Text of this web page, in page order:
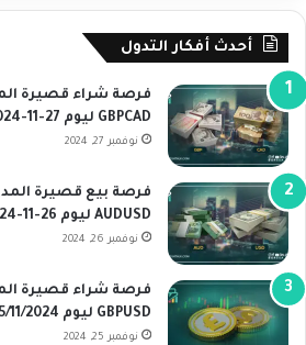
أحدث أفكار التدول
فرصة شراء قصيرة
GBPCAD ليوم 27-11-2024
نوفمبر 27, 2024
فرصة بيع قصيرة
AUDUSD ليوم 26-11-2024
نوفمبر 26, 2024
فرصة شراء قصيرة
GBPUSD ليوم 25/11/2024
نوفمبر 25, 2024